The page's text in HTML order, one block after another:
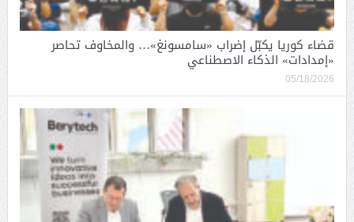
قضاء كوريا يكبّل إضراب «سامسونغ»… والمخاوف تحاصر
«إمدادات» الذكاء الاصطناعي
05/18/2026